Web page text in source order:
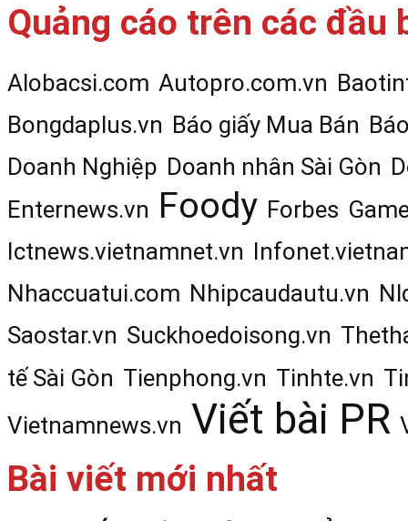
Quảng cáo trên các đầu
Alobacsi.com Autopro.com.vn
Bongdaplus.vn Báo giấy Mua Bán
Doanh Nghiệp Doanh nhân Sài Gòn
Enternews.vn Foody Forbes
Ictnews.vietnamnet.vn
Nhaccuatui.com Nhipcaudautu.vn
Saostar.vn Suckhoedoisong.vn
tế Sài Gòn Tienphong.vn Tinhte.vn
Vietnamnews.vn Viết bài PR
Bài viết mới nhất